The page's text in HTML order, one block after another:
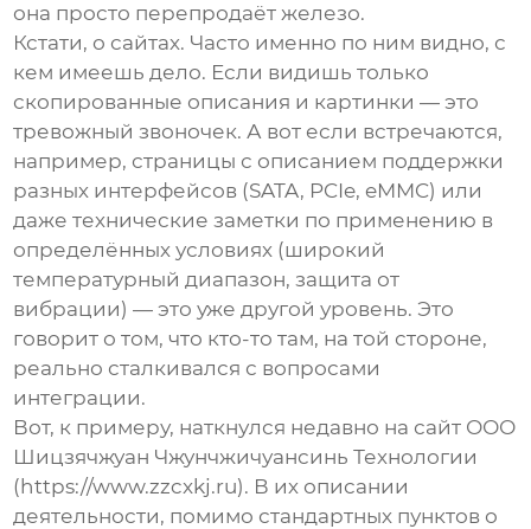
она просто перепродаёт железо.
Кстати, о сайтах. Часто именно по ним видно, с
кем имеешь дело. Если видишь только
скопированные описания и картинки — это
тревожный звоночек. А вот если встречаются,
например, страницы с описанием поддержки
разных интерфейсов (SATA, PCIe, eMMC) или
даже технические заметки по применению в
определённых условиях (широкий
температурный диапазон, защита от
вибрации) — это уже другой уровень. Это
говорит о том, что кто-то там, на той стороне,
реально сталкивался с вопросами
интеграции.
Вот, к примеру, наткнулся недавно на сайт ООО
Шицзячжуан Чжунчжичуансинь Технологии
( https://www.zzcxkj.ru). В их описании
деятельности, помимо стандартных пунктов о